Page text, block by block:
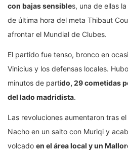
con bajas sensibles, una de ellas
de última hora del meta Thibaut
afrontar el Mundial de Clubes.
El partido fue tenso, bronco en
Vinicius y los defensas locales.
minutos de partido, 29 cometidas
del lado madridista.
Las revoluciones aumentaron tras
Nacho en un salto con Muriqi y
volcado en el área local y un